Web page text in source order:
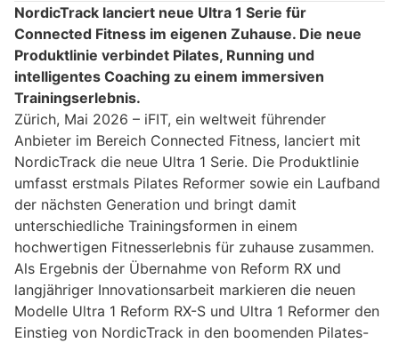
NordicTrack lanciert neue Ultra 1 Serie für
Connected Fitness im eigenen Zuhause. Die neue
Produktlinie verbindet Pilates, Running und
intelligentes Coaching zu einem immersiven
Trainingserlebnis.
Zürich, Mai 2026 – iFIT, ein weltweit führender
Anbieter im Bereich Connected Fitness, lanciert mit
NordicTrack die neue Ultra 1 Serie. Die Produktlinie
umfasst erstmals Pilates Reformer sowie ein Laufband
der nächsten Generation und bringt damit
unterschiedliche Trainingsformen in einem
hochwertigen Fitnesserlebnis für zuhause zusammen.
Als Ergebnis der Übernahme von Reform RX und
langjähriger Innovationsarbeit markieren die neuen
Modelle Ultra 1 Reform RX-S und Ultra 1 Reformer den
Einstieg von NordicTrack in den boomenden Pilates-